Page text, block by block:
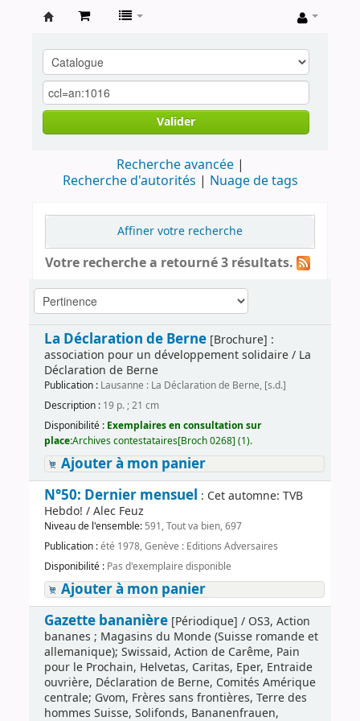
contestataires
Valider
Recherche avancée
Recherche d'autorités
Nuage de tags
Affiner votre recherche
Votre recherche a retourné 3 résultats.
La Déclaration de Berne[Brochure] :
association pour un développement solidaire / La
Déclaration de Berne
Publication : Lausanne : La Déclaration de Berne, [s.d.]
Description : 19 p. ; 21 cm
Disponibilité : Exemplaires en consultation sur
place:Archives contestataires[Broch 0268] (1).
Ajouter à mon panier
N°50: Dernier mensuel : Cet automne: TVB
Hebdo! / Alec Feuz
Niveau de l'ensemble: 591, Tout va bien, 697
Publication :été 1978, Genève : Editions Adversaires
Disponibilité : Pas d'exemplaire disponible
Ajouter à mon panier
Gazette bananière[Périodique] / OS3, Action
bananes ; Magasins du Monde (Suisse romande et
allemanique); Swissaid, Action de Carême, Pain
pour le Prochain, Helvetas, Caritas, Eper, Entraide
ouvrière, Déclaration de Berne, Comités Amérique
centrale; Gvom, Frères sans frontières, Terre des
hommes Suisse, Solifonds, Bananenfrauen,